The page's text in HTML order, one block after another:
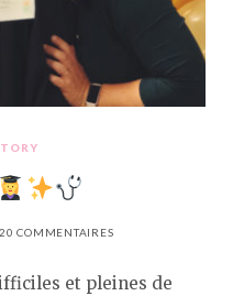
20 COMMENTAIRES
et pleines de